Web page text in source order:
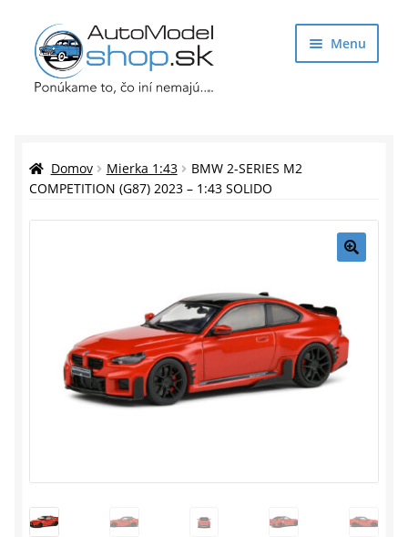
Preskočiť
na
navigáciu
Preskočiť
na
obsah
Menu
Auto Modely
Doplnky pre modelárov
menu
Rozbaliť
Domov Mierka 1:43
BMW 2-SERIES M2
COMPETITION (G87) 2023 – 1:43 SOLIDO